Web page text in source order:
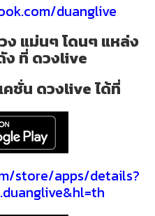
duanglive
แม่นๆ โดนๆ แหล่ง
ที่ ดวงlive
ชั่น ดวงlive ได้ที่
store/apps/details?